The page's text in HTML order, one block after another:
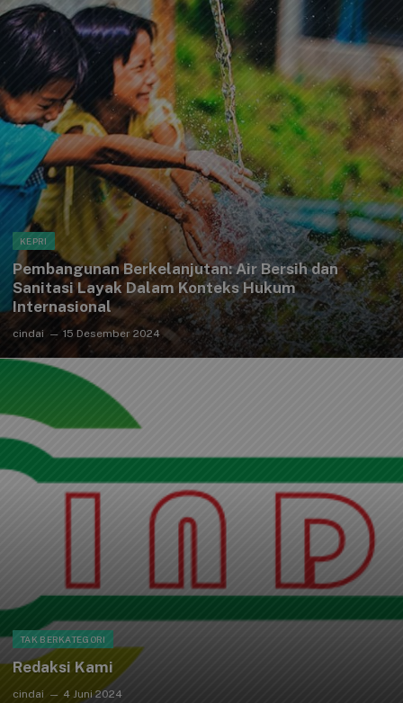
KEPRI
Pembangunan Berkelanjutan: Air Bersih dan
Sanitasi Layak Dalam Konteks Hukum
Internasional
cindai 15 Desember 2024
TAK BERKATEGORI
Redaksi Kami
cindai 4 Juni 2024